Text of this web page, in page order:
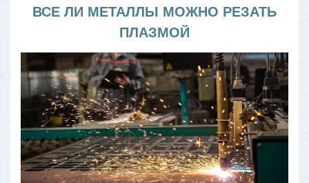
ВСЕ ЛИ МЕТАЛЛЫ МОЖНО РЕЗАТЬ
ПЛАЗМОЙ